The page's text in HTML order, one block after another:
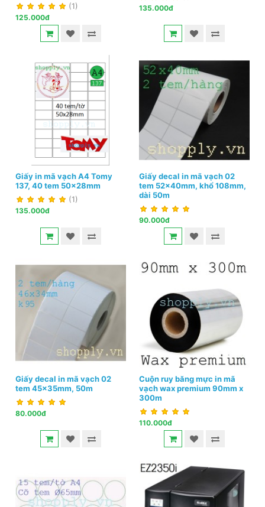
(1)
125.000đ
135.000đ
Giấy in mã vạch A4 Tomy
137, 40 tem 50x28mm
(1)
135.000đ
Giấy decal in mã vạch 02
tem 52x40mm, khổ 108mm,
dài 50m
90.000đ
Giấy decal in mã vạch 02
tem 45x35mm, 50m
80.000đ
Cuộn ruy băng mực in mã
vạch wax premium 90mm x
300m
110.000đ